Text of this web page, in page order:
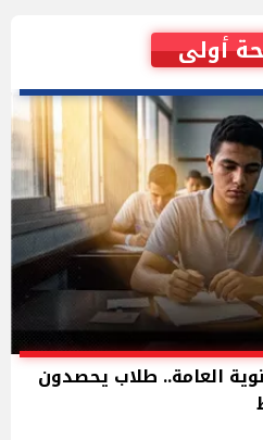
أولى
العامة.. طلاب يحصدون